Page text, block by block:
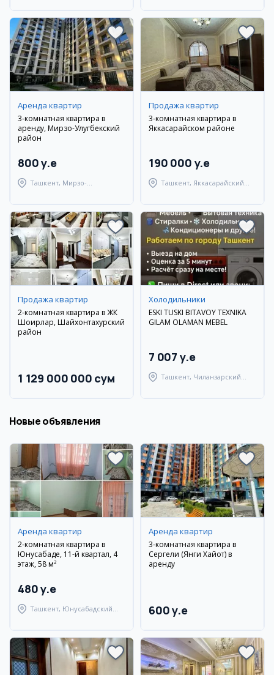
Аренда квартир
3-комнатная квартира в
аренду, Мирзо-Улугбекский
район
800 y.e
Ташкент, Мирзо-
Продажа квартир
3-комнатная квартира в
Яккасарайском районе
190 000 y.e
Ташкент, Яккасарайский
Продажа квартир
2-комнатная квартира в ЖК
Шоирлар, Шайхонтахурский
район
1 129 000 000 сум
Холодильники
ESKI TUSKI BITAVOY TEXNIKA
GILAM OLAMAN MEBEL
7 007 y.e
Ташкент, Чиланзарский
Новые объявления
Аренда квартир
2-комнатная квартира в
Юнусабаде, 11-й квартал, 4
этаж, 58 м²
480 y.e
Ташкент, Юнусабадский
Аренда квартир
3-комнатная квартира в
Сергели (Янги Хайот) в
аренду
600 y.e